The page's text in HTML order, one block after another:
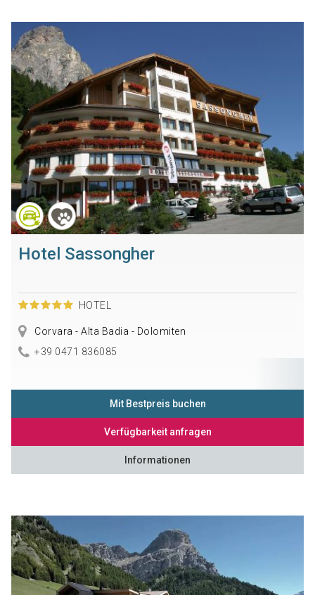
Hotel Sassongher
HOTEL
Corvara - Alta Badia - Dolomiten
+39 0471 836085
Mit Bestpreis buchen
Verfügbarkeit anfragen
Informationen